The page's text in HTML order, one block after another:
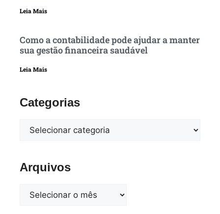
Leia Mais
Como a contabilidade pode ajudar a manter
sua gestão financeira saudável
Leia Mais
Categorias
Arquivos